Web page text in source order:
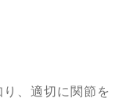
り、適切に関節を